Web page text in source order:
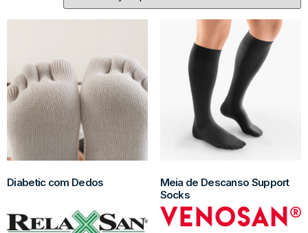
Diabetic com Dedos
Meia de Descanso Support
Socks